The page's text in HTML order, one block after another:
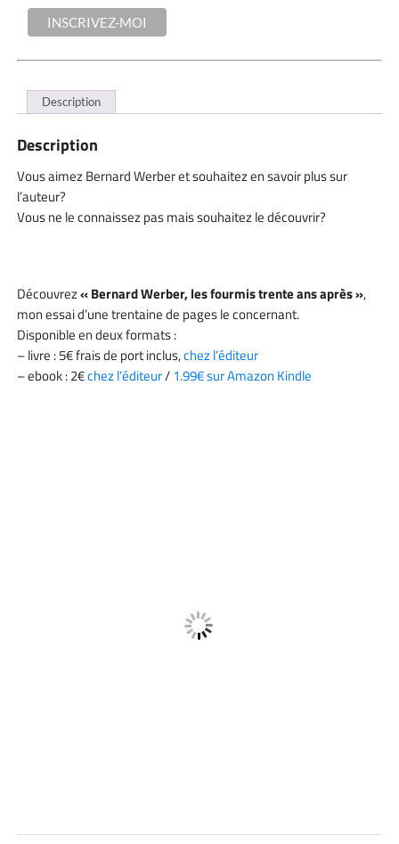
Description
Description
Vous aimez Bernard Werber et souhaitez en savoir plus sur
l’auteur?
Vous ne le connaissez pas mais souhaitez le découvrir?
Découvrez« Bernard Werber, les fourmis trente ans après »,
mon essai d’une trentaine de pages le concernant.
Disponible en deux formats :
– livre : 5€ frais de port inclus,chez l’éditeur
– ebook : 2€chez l’éditeur/1.99€ sur Amazon Kindle